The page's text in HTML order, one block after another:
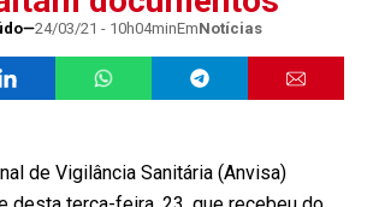
24/03/21 - 10h04minEmNotícias
de Vigilância Sanitária (Anvisa)